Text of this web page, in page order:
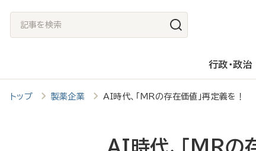
記
事
検
索
行政・政治
トップ 製薬企業 AI時代、「MRの存在価値」再定義を
AI時代、「MRの